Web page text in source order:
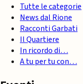
Tutte le categorie
News dal Rione
Racconti Garbati
Il Quartiere
In ricordo di…
A tu per tu con…